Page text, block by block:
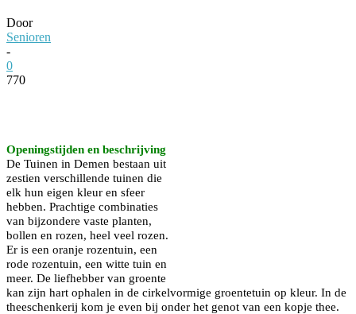
Door
Senioren
-
0
770
Openingstijden en beschrijving
De Tuinen in Demen bestaan uit
zestien verschillende tuinen die
elk hun eigen kleur en sfeer
hebben. Prachtige combinaties
van bijzondere vaste planten,
bollen en rozen, heel veel rozen.
Er is een oranje rozentuin, een
rode rozentuin, een witte tuin en
meer. De liefhebber van groente
kan zijn hart ophalen in de cirkelvormige groentetuin op kleur. In de
theeschenkerij kom je even bij onder het genot van een kopje thee.